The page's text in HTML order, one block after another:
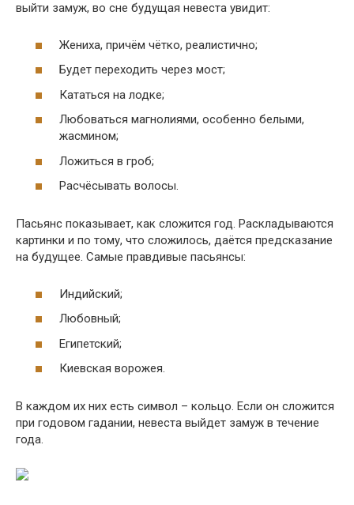
выйти замуж, во сне будущая невеста увидит:
Жениха, причём чётко, реалистично;
Будет переходить через мост;
Кататься на лодке;
Любоваться магнолиями, особенно белыми,
жасмином;
Ложиться в гроб;
Расчёсывать волосы.
Пасьянс показывает, как сложится год. Раскладываются
картинки и по тому, что сложилось, даётся предсказание
на будущее. Самые правдивые пасьянсы:
Индийский;
Любовный;
Египетский;
Киевская ворожея.
В каждом их них есть символ – кольцо. Если он сложится
при годовом гадании, невеста выйдет замуж в течение
года.